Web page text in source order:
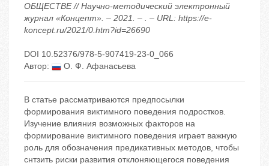
ОБЩЕСТВЕ // Научно-методический электронный
журнал «Концепт». – 2021. – . – URL: https://e-
koncept.ru/2021/0.htm?id=26690
DOI 10.52376/978-5-907419-23-0_066
Автор:
О. Ф. Афанасьева
В статье рассматриваются предпосылки
формирования виктимного поведения подростков.
Изучение влияния возможных факторов на
формирование виктимного поведения играет важную
роль для обозначения предикативных методов, чтобы
снтзить риски развития отклоняющегося поведения